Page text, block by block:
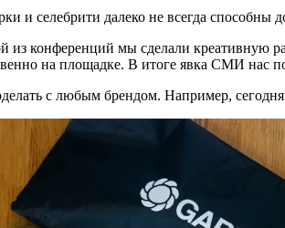
и селебрити далеко не всегда
из конференций мы сделали
на площадке. В итоге явка СМИ нас
с любым брендом. Например,